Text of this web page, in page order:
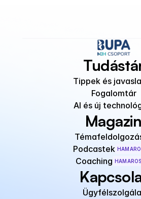
Tippek és
Fogalomtár
AI és új
Magazin
Podcastek
Coaching